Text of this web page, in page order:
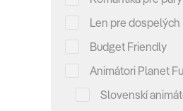
Len pre dospelých
Budget Friendly
Animátori Planet
Slovenskí